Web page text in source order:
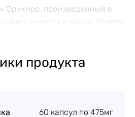
Орихиро, произведенный в
кунжута и масло печени
делает Сесамин
людей, особенно для тех,
продукта
60 капсул по 475мг